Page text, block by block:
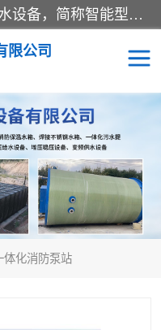
抗浮式地埋箱泵一体化增压给水设备，简称智能型泵站。它由由水泵机组、消防水箱、泵房三大部分组成，其抗浮效果好，因为设计时通过将底板与箱体联在一起，箱体重量抵消了地下水浮力。系统维护好，内部拉筋、泵站、管道，喷淋等各部运行正堂，无一损坏；结构更牢固。
限公司
体化消防泵站
埋箱泵一体化